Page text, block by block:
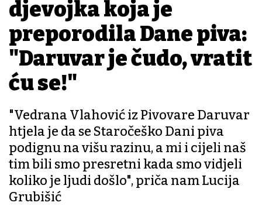
djevojka koja je
preporodila Dane piva:
"Daruvar je čudo, vratit
ću se!"
"Vedrana Vlahović iz Pivovare Daruvar
htjela je da se Staročeško Dani piva
podignu na višu razinu, a mi i cijeli naš
tim bili smo presretni kada smo vidjeli
koliko je ljudi došlo", priča nam Lucija
Grubišić